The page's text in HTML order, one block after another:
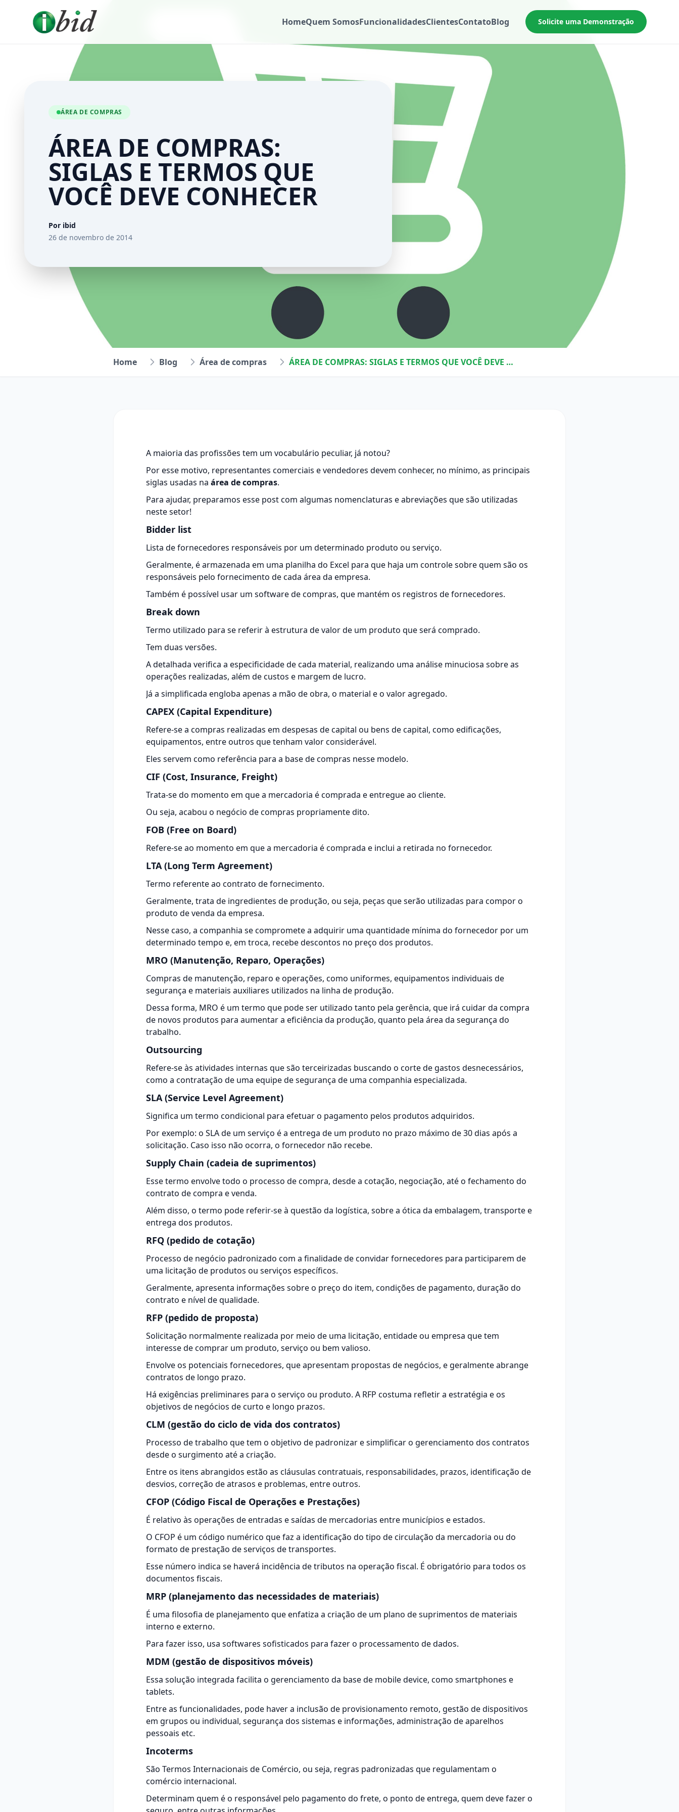
HomeQuem SomosFuncionalidadesClientesContatoBlog Solicite uma Demonstração
ÁREA DE COMPRAS
ÁREA DE COMPRAS:
SIGLAS E TERMOS QUE
VOCÊ DEVE CONHECER
Por ibid
26 de novembro de 2014
Home Blog Área de compras ÁREA DE COMPRAS: SIGLAS E TERMOS QUE VOCÊ DEVE CONHECER
A maioria das profissões tem um vocabulário peculiar, já notou?
Por esse motivo, representantes comerciais e vendedores devem conhecer, no mínimo, as principais
siglas usadas na área de compras.
Para ajudar, preparamos esse post com algumas nomenclaturas e abreviações que são utilizadas
neste setor!
Bidder list
Lista defornecedores responsáveis por um determinado produto ou serviço.
Geralmente, é armazenada em uma planilha do Excel para que haja um controle sobre quem são os
responsáveis pelo fornecimento de cada área da empresa.
Também é possível usar um software de compras, que mantém os registros de fornecedores.
Break down
Termo utilizado para se referir à estrutura de valor de um produto que será comprado.
Tem duas versões.
A detalhada verifica a especificidade de cada material, realizando uma análise minuciosa sobre as
operações realizadas, além de custos e margem de lucro.
Já a simplificada engloba apenas a mão de obra, o material e o valor agregado.
CAPEX (Capital Expenditure)
Refere-se a compras realizadas em despesas de capital ou bens de capital, como edificações,
equipamentos, entre outros que tenham valor considerável.
Eles servem como referência para a base de compras nesse modelo.
CIF (Cost, Insurance, Freight)
Trata-se do momento em que a mercadoria é comprada e entregue ao cliente.
Ou seja, acabou o negócio de compras propriamente dito.
FOB (Free on Board)
Refere-se ao momento em que a mercadoria é comprada e inclui a retirada no fornecedor.
LTA (Long Term Agreement)
Termo referente ao contrato de fornecimento.
Geralmente, trata de ingredientes de produção, ou seja, peças que serão utilizadas para compor o
produto de venda da empresa.
Nesse caso, a companhia se compromete a adquirir uma quantidade mínima do fornecedor por um
determinado tempo e, em troca, recebe descontos no preço dos produtos.
MRO (Manutenção, Reparo, Operações)
Compras de manutenção, reparo e operações, como uniformes, equipamentos individuais de
segurança e materiais auxiliares utilizados na linha de produção.
Dessa forma, MRO é um termo que pode ser utilizado tanto pela gerência, que irá cuidar da compra
de novos produtos para aumentar a eficiência da produção, quanto pela área da segurança do
trabalho.
Outsourcing
Refere-se às atividades internas que são terceirizadas buscando o corte de gastos desnecessários,
como a contratação de uma equipe de segurança de uma companhia especializada.
SLA (Service Level Agreement)
Significa um termo condicional para efetuar o pagamento pelos produtos adquiridos.
Por exemplo: o SLA de um serviço é a entrega de um produto no prazo máximo de 30 dias após a
solicitação. Caso isso não ocorra, o fornecedor não recebe.
Supply Chain (cadeia de suprimentos)
Essetermo envolve todo o processo de compra, desde a cotação, negociação, até o fechamento do
contrato de compra e venda.
Além disso, o termo pode referir-se à questão da logística, sobre a ótica da embalagem, transporte e
entrega dos produtos.
RFQ (pedido de cotação)
Processo de negócio padronizado com a finalidade de convidarfornecedores para participarem de
uma licitação de produtos ou serviços específicos.
Geralmente, apresenta informações sobre o preço do item, condições de pagamento, duração do
contrato e nível de qualidade.
RFP (pedido de proposta)
Solicitação normalmente realizada por meio de uma licitação, entidade ou empresa que tem
interesse de comprar um produto, serviço ou bem valioso.
Envolve os potenciais fornecedores, que apresentam propostas de negócios, e geralmente abrange
contratos de longo prazo.
Há exigências preliminares para o serviço ou produto. A RFP costuma refletir a estratégia e os
objetivos de negócios de curto e longo prazos.
CLM (gestão do ciclo de vida dos contratos)
Processo de trabalho que tem o objetivo de padronizar e simplificar o gerenciamento dos contratos
desde o surgimento até a criação.
Entre os itens abrangidos estão as cláusulas contratuais, responsabilidades, prazos, identificação de
desvios, correção de atrasos e problemas, entre outros.
CFOP (Código Fiscal de Operações e Prestações)
É relativo às operações de entradas e saídas de mercadorias entre municípios e estados.
O CFOP é um código numérico que faz a identificação do tipo de circulação da mercadoria ou do
formato de prestação de serviços de transportes.
Esse número indica se haverá incidência de tributos na operação fiscal. É obrigatório para todos os
documentos fiscais.
MRP (planejamento das necessidades de materiais)
É uma filosofia de planejamento que enfatiza a criação de um plano de suprimentos de materiais
interno e externo.
Para fazer isso, usa softwares sofisticados para fazer o processamento de dados.
MDM (gestão de dispositivos móveis)
Essa solução integrada facilita o gerenciamento da base de mobile device, como smartphones e
tablets.
Entre as funcionalidades, pode haver a inclusão de provisionamento remoto, gestão de dispositivos
em grupos ou individual, segurança dos sistemas e informações, administração de aparelhos
pessoais etc.
Incoterms
São Termos Internacionais de Comércio, ou seja, regras padronizadas que regulamentam o
comércio internacional.
Determinam quem é o responsável pelo pagamento do frete, o ponto de entrega, quem deve fazer o